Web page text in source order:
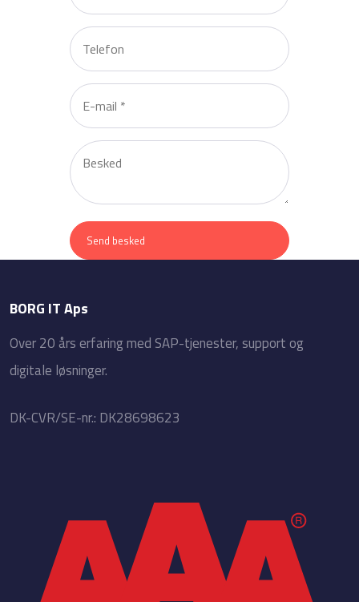
BORG IT Aps
​Over 20 års erfaring med SAP-tjenester, support og
digitale løsninger.
​DK-CVR/SE-nr.: DK28698623